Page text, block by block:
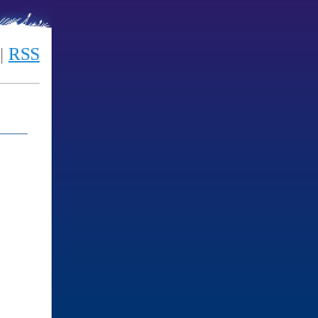
| RSS